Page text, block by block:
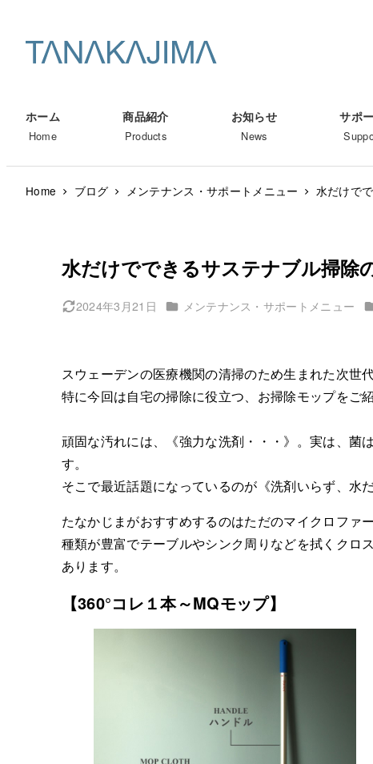
ホーム
Home
商品紹介
Products
お知らせ
News
サポ
Home ブログ メンテナンス・サポートメニュー 水だけで
水だけでできるサステナブル掃
更新日
2024年3月21日 カテゴリー
メンテナンス・サポートメニュー
スウェーデンの医療機関の清掃のため生まれた次世
特に今回は自宅の掃除に役立つ、お掃除モップをご紹
頑固な汚れには、《強力な洗剤・・・》。実は、菌
す。
そこで最近話題になっているのが《洗剤いらず、水
たなかじまがおすすめするのはただのマイクロファ
種類が豊富でテーブルやシンク周りなどを拭くクロ
あります。
【360°コレ１本～MQモップ】